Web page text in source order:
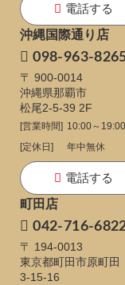
電話する
沖縄国際通り店
098-963-
〒 900-0014
沖縄県那覇市
松尾2-5-39 2F
[営業時間] 10:00～19:00
[定休日]
年中無休
電話する
町田店
042-716-
〒 194-0013
東京都町田市原町田
3-15-16